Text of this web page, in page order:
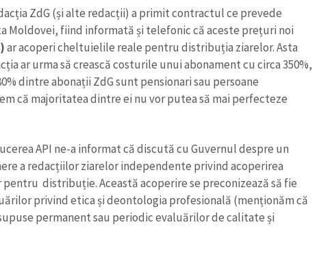
ZdG (și alte redacții) a primit contractul ce prevede
Moldovei, fiind informată și telefonic că aceste prețuri noi
ar acoperi cheltuielile reale pentru distribuția ziarelor. Asta
ar urma să crească costurile unui abonament cu circa 350%,
dintre abonații ZdG sunt pensionari sau persoane
că majoritatea dintre ei nu vor putea să mai perfecteze
API ne-a informat că discută cu Guvernul despre un
a redacțiilor ziarelor independente privind acoperirea
distribuție. Această acoperire se preconizează să fie
privind etica și deontologia profesională (menționăm că
permanent sau periodic evaluărilor de calitate și
ȘTIREA MEA
Titlu știre + Adaugă titlu
Fotografie + Încarcă imagine